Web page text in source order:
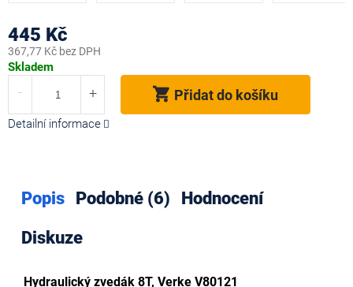
445 Kč
367,77 Kč bez DPH
Měrná
Skladem
Přidat do košíku
Detailní informace
Popis Podobné (6)
Hodnocení
Diskuze
Hydraulický zvedák 8T, Verke V80121